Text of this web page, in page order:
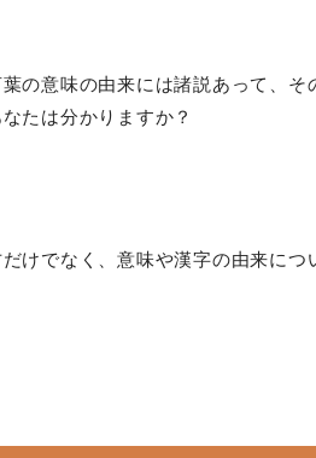
の意味の由来には諸説あって、
たは分かりますか？
けでなく、意味や漢字の由来につ